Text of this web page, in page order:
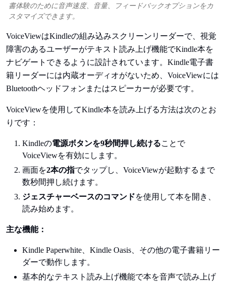
書体験のために音声速度、音量、フィードバックオプションをカ
スタマイズできます。
VoiceViewはKindleの組み込みスクリーンリーダーで、視覚
障害のあるユーザーがテキスト読み上げ機能でKindle本を
ナビゲートできるように設計されています。Kindle電子書
籍リーダーには内蔵オーディオがないため、VoiceViewには
Bluetoothヘッドフォンまたはスピーカーが必要です。
VoiceViewを使用してKindle本を読み上げる方法は次のとお
りです：
Kindleの電源ボタンを9秒間押し続けることで
VoiceViewを有効にします。
画面を2本の指でタップし、VoiceViewが起動するまで
数秒間押し続けます。
ジェスチャーベースのコマンドを使用して本を開き、
読み始めます。
主な機能：
Kindle Paperwhite、Kindle Oasis、その他の電子書籍リー
ダーで動作します。
基本的なテキスト読み上げ機能で本を音声で読み上げ